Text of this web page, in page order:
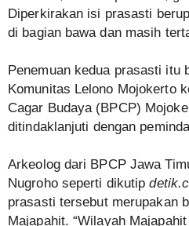
Diperkirakan isi prasasti
di bagian bawa dan masih
Penemuan kedua prasasti itu
Komunitas Lelono Mojokerto
Cagar Budaya (BPCP)
ditindaklanjuti dengan
Arkeolog dari BPCP Jawa
Nugroho seperti dikutip
prasasti tersebut merupakan
Majapahit. “Wilayah